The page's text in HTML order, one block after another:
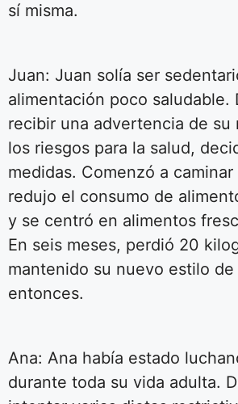
sí misma.
Juan: Juan solía ser
alimentación poco saludable.
recibir una advertencia de su
los riesgos para la salud,
medidas. Comenzó a
redujo el consumo de
y se centró en alimentos
En seis meses, perdió 20
mantenido su nuevo estilo
entonces.
Ana: Ana había estado
durante toda su vida adulta.